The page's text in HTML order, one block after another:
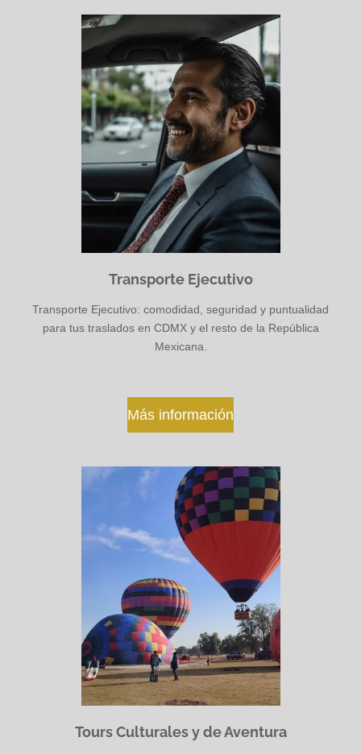
Transporte Ejecutivo
Transporte Ejecutivo: comodidad, seguridad y puntualidad
para tus traslados en CDMX y el resto de la República
Mexicana.
Más información
Tours Culturales y de Aventura